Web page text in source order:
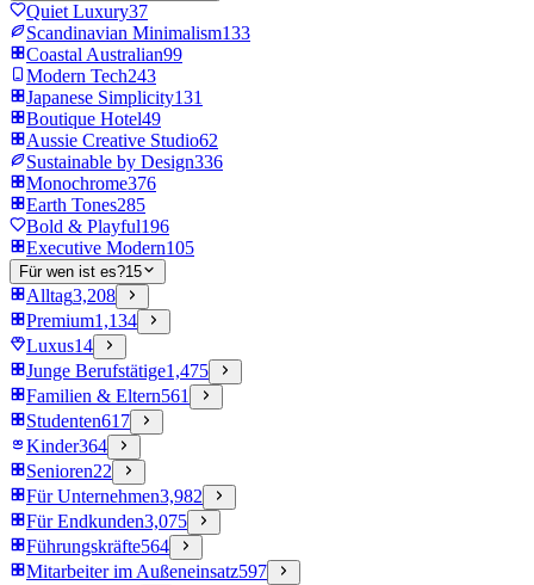
Quiet Luxury37
Scandinavian Minimalism133
Coastal Australian99
Modern Tech243
Japanese Simplicity131
Boutique Hotel49
Aussie Creative Studio62
Sustainable by Design336
Monochrome376
Earth Tones285
Bold & Playful196
Executive Modern105
Für wen ist es?15
Alltag3,208
Premium1,134
Luxus14
Junge Berufstätige1,475
Familien & Eltern561
Studenten617
Kinder364
Senioren22
Für Unternehmen3,982
Für Endkunden3,075
Führungskräfte564
Mitarbeiter im Außeneinsatz597